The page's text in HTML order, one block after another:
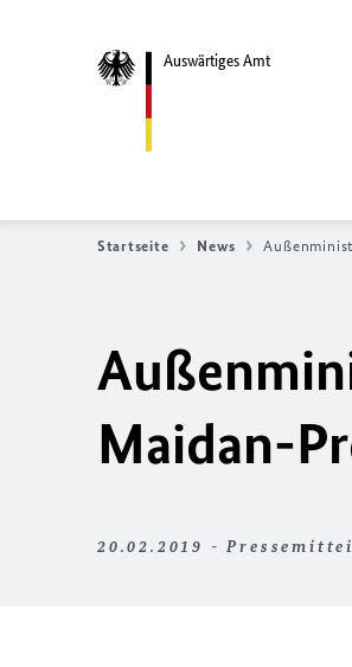
Auswärtiges Amt
Startseite News
Maidan-
20.02.2019 -